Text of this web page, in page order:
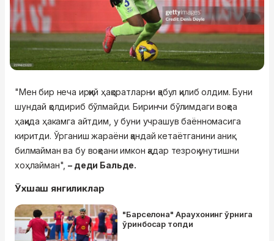
"Мен бир неча ирқий ҳақоратларни қабул қилиб олдим. Буни
шундай қолдириб бўлмайди. Биринчи бўлимдаги воқеа
ҳақида ҳакамга айтдим, у буни учрашув баённомасига
киритди. Ўрганиш жараёни қандай кетаётганини аниқ
билмайман ва бу воқеани имкон қадар тезроқ унутишни
хоҳлайман",– деди Бальде.
Ўхшаш янгиликлар
"Барселона" Араухонинг ўрнига
ўринбосар топди